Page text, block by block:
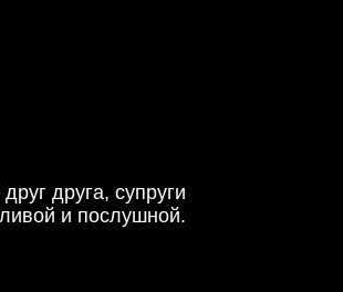
друга, супруги
и послушной.